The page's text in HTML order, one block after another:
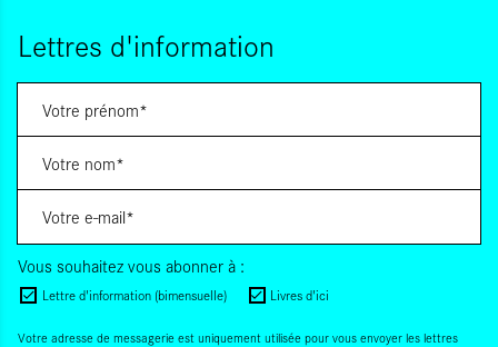
Lettres d'information
Vous souhaitez vous abonner à :
Lettre d'information (bimensuelle) Livres d'ici
Votre adresse de messagerie est uniquement utilisée pour vous envoyer les lettres